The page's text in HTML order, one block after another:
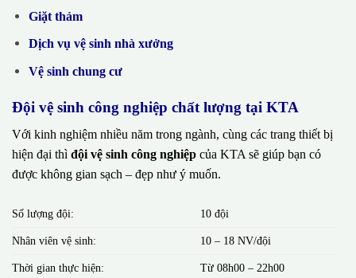
Giặt thảm
Dịch vụ vệ sinh nhà xưởng
Vệ sinh chung cư
Đội vệ sinh công nghiệp chất lượng tại KTA
Với kinh nghiệm nhiều năm trong ngành, cùng các trang thiết bị
hiện đại thì đội vệ sinh công nghiệp của KTA sẽ giúp bạn có
được không gian sạch – đẹp như ý muốn.
Số lượng đội: 10 đội
Nhân viên vệ sinh: 10 – 18 NV/đội
Thời gian thực hiện: Từ 08h00 – 22h00